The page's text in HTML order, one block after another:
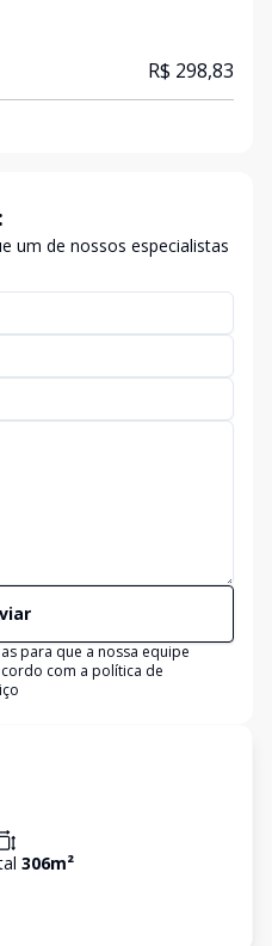
R$ 298,83
um de nossos especialistas
para que a nossa equipe
com a política de
306m²